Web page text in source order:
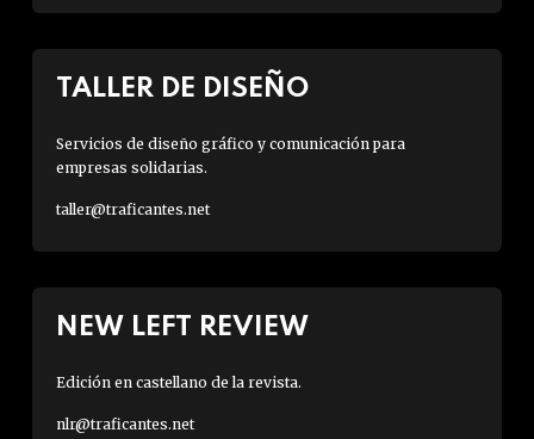
TALLER DE DISEÑO
Servicios de diseño gráfico y comunicación para
empresas solidarias.
taller@traficantes.net
NEW LEFT REVIEW
Edición en castellano de la revista.
nlr@traficantes.net